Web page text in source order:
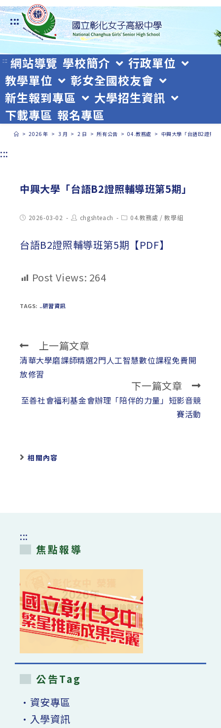
跳
轉
至
主
要
內
容
:::
::: 網站導覽 學校簡介
行政單位
教學單位
彰女全國校友會
新生報到專區
大學招生資訊
下載專區 報名專區
> 2026 年 > 3 月 > 2 日 > 所有公告 > 04.教務處 > 中興大學「台語B2證照
:::
中興大學「台語B2證照輔導班第5期」
Post2026-03-02
Post
author:
chgshteach
Post04.教務處 / 教學組
台語B2證照輔導班第5期【PDF】
Post Views: 264
TAGS: ..研習資訊
Read
more
articles
上一篇文章
清華大學磨課師精選2門人工智慧數位課程免費開
放修習
下一篇文章
至善社會福利基金會辦理「陪伴的力量」短影音競
賽活動
相關內容
:::
焦點報導
公告Tag
•資安專區
•入學資訊